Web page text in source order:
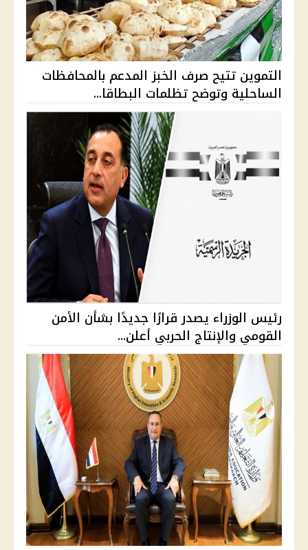
التموين تتيح صرف الخبز المدعم بالمحافظات
الساحلية وتوضح تظلمات البطاقا...
رئيس الوزراء يصدر قرارًا جديدًا بشأن الأمن
القومي والإنتاج الحربي أعلن...